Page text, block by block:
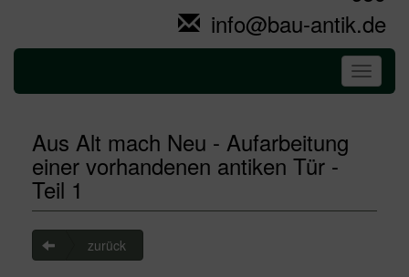
info@bau-antik.de
Toggle
Aus Alt mach Neu - Aufarbeitung
einer vorhandenen antiken Tür -
Teil 1
zurück